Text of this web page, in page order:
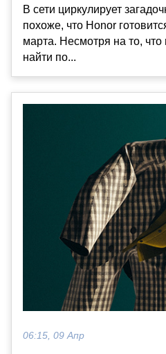
В сети циркулирует
похоже, что Honor
марта. Несмотря на то,
найти по...
06:15, 09 Апр